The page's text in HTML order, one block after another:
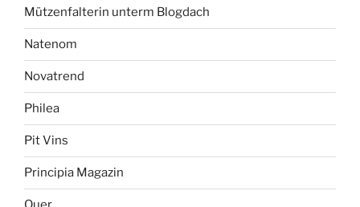
Mützenfalterin unterm Blogdach
Natenom
Novatrend
Philea
Pit Vins
Principia Magazin